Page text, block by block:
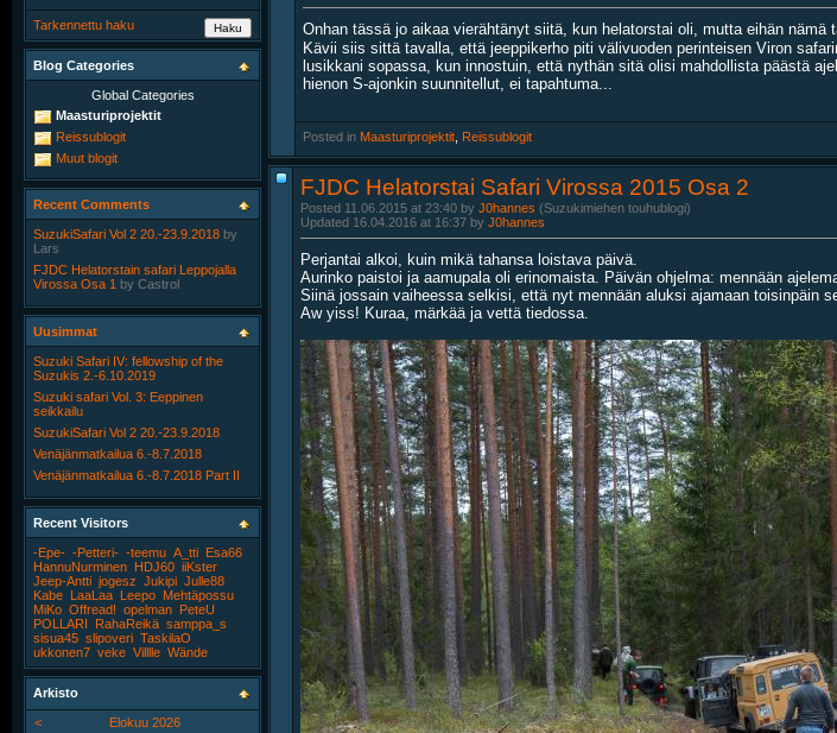
Onhan tässä jo aikaa vierähtänyt siitä, kun helatorstai oli, mutta eihän nämä
Kävii siis sittä tavalla, että jeeppikerho piti välivuoden perinteisen Viron
lusikkani sopassa, kun innostuin, että nythän sitä olisi mahdollista päästä
hienon S-ajonkin suunnitellut, ei tapahtuma...
Posted in Maasturiprojektit Reissublogit
FJDC Helatorstai Safari Virossa 2015 Osa 2
Posted 11.06.2015 at 23:40 by J0hannes (Suzukimiehen touhublogi)
Updated 16.04.2016 at 16:37 by J0hannes
Perjantai alkoi, kuin mikä tahansa loistava päivä.
Aurinko paistoi ja aamupala oli erinomaista. Päivän ohjelma: mennään
Siinä jossain vaiheessa selkisi, että nyt mennään aluksi ajamaan toisinpäin
Aw yiss! Kuraa, märkää ja vettä tiedossa.
Tarkennettu haku
Blog Categories
Global Categories
Maasturiprojektit
Reissublogit
Muut blogit
Recent Comments
SuzukiSafari Vol 2 20.-23.9.2018 by
Lars
FJDC Helatorstain safari Leppojalla
Virossa Osa 1 by Castrol
Uusimmat
Suzuki Safari IV: fellowship of the
Suzukis 2.-6.10.2019
Suzuki safari Vol. 3: Eeppinen
seikkailu
SuzukiSafari Vol 2 20.-23.9.2018
Venäjänmatkailua 6.-8.7.2018
Venäjänmatkailua 6.-8.7.2018 Part II
Recent Visitors
-Epe- -Petteri- -teemu A_tti
Esa66
HannuNurminen
HDJ60 iiKster
Jeep-Antti jogesz Jukipi Julle88
Kabe
LaaLaa Leepo Mehtäpossu
MiKo Offread! opelman
PeteU
POLLARI
RahaReikä samppa_s
sisua45 slipoveri TaskilaO
ukkonen7 veke Villlle Wände
Arkisto
<
Elokuu 2026